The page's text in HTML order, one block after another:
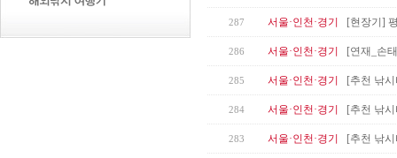
287 서울·인천·경기 [현장기]
286 서울·인천·경기 [연재_손
285 서울·인천·경기 [추천 낚
284 서울·인천·경기 [추천 낚
283 서울·인천·경기 [추천 낚